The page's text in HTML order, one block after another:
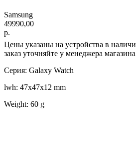
Samsung
49990,00
р.
Цены указаны на устройства в
заказ уточняйте у менеджера
Серия: Galaxy Watch
lwh: 47x47x12 mm
Weight: 60 g